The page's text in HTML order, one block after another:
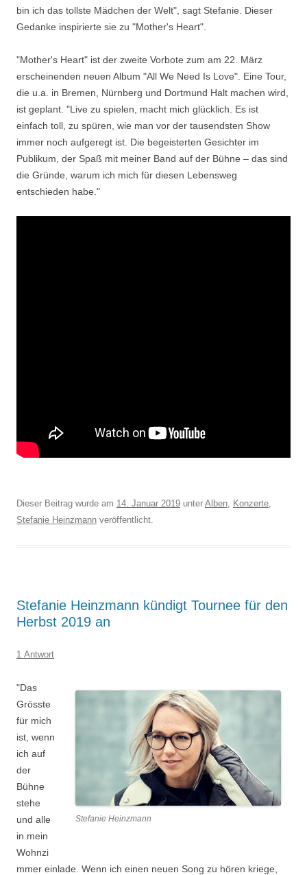
bin ich das tollste Mädchen der Welt", sagt Stefanie. Dieser
Gedanke inspirierte sie zu "Mother's Heart".
"Mother's Heart" ist der zweite Vorbote zum am 22. März
erscheinenden neuen Album "All We Need Is Love". Eine Tour,
die u.a. in Bremen, Nürnberg und Dortmund Halt machen wird,
ist geplant. "Live zu spielen, macht mich glücklich. Es ist
einfach toll, zu spüren, wie man vor der tausendsten Show
immer noch aufgeregt ist. Die begeisterten Gesichter im
Publikum, der Spaß mit meiner Band auf der Bühne – das sind
die Gründe, warum ich mich für diesen Lebensweg
entschieden habe."
Dieser Beitrag wurde am 14. Januar 2019 unter Alben, Konzerte,
Stefanie Heinzmann veröffentlicht.
Stefanie Heinzmann kündigt Tournee für den
Herbst 2019 an
1 Antwort
Stefanie Heinzmann
"Das
Grösste
für mich
ist, wenn
ich auf
der
Bühne
stehe
und alle
in mein
Wohnzi
mmer einlade. Wenn ich einen neuen Song zu hören kriege,